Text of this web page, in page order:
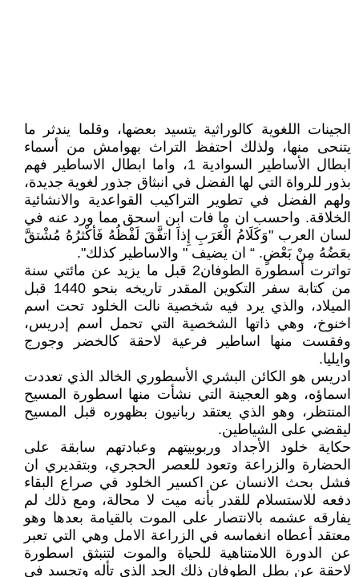
الجينات اللغوية كالوراثية يتسيد بعضها، وقلما يندثر ما
يتنحى منها، ولذلك احتفظ التراث بهوامش من أسماء
ابطال الأساطير السوادية 1، واما ابطال الاساطير فهم
بذور للرواة التي لها الفضل في انبثاق جذور لغوية جديدة،
ولهم الفضل في تطوير التراكيب القواعدية والانشائية
الخلاقة. واحسب ان ما فات ابن اسحق مما ورد عنه في
لسان العرب "وَكَلَامُ الْعَرَبِ إِذاَ اتفَّقَ لَفْظُهُ فَأكْثرُهُ مُشْتقَّ
بعَضُهُ مِنْ بَعْضٍ. “ ان يضيف " والاساطير كذلك".
تواترت أسطورة الطوفان2 قبل ما يزيد عن مائتي سنة
من كتابة سفر التكوين المقدر تاريخه بنحو 1440 قبل
الميلاد، والذي يرد فيه شخصية نالت الخلود تحت اسم
اخنوخ، وهي ذاتها الشخصية التي تحمل اسم إدريس،
وفقست منها اساطير فرعية لاحقة كالخضر وجورج
وايليا.
ادريس هو الكائن البشري الأسطوري الخالد الذي تعددت
اسماؤه، وهو العجينة التي نشأت منها اسطورة المسيح
المنتظر، وهو الذي يعتقد ربانيون بظهوره قبل المسيح
ليقضي على الشياطين.
حكاية خلود الأجداد وربوبيتهم وعبادتهم سابقة على
الحضارة والزراعة وتعود للعصر الحجري، وبتقديري ان
فشل بحث الانسان عن اكسير الخلود في صراع البقاء
دفعه للاستسلام للقدر بأنه ميت لا محالة، ومع ذلك لم
يفارقه عشمه بالانتصار على الموت بالقيامة بعدها وهو
معتقد أعطاه انغماسه في الزراعة الامل وهي التي تعبر
عن الدورة اللامتناهية للحياة والموت لتنبثق اسطورة
لاحقة عن بطل الطوفان ذلك الجد الذي تأله وتجسد في